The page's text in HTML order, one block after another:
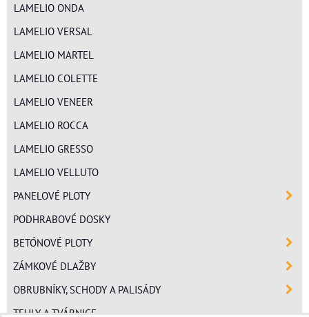
LAMELIO ONDA
LAMELIO VERSAL
LAMELIO MARTEL
LAMELIO COLETTE
LAMELIO VENEER
LAMELIO ROCCA
LAMELIO GRESSO
LAMELIO VELLUTO
PANELOVÉ PLOTY
PODHRABOVÉ DOSKY
BETÓNOVÉ PLOTY
ZÁMKOVÉ DLAŽBY
OBRUBNÍKY, SCHODY A PALISÁDY
TEHLY A TVÁRNICE